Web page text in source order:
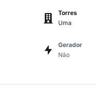
Torres
Uma
Gerador
Não